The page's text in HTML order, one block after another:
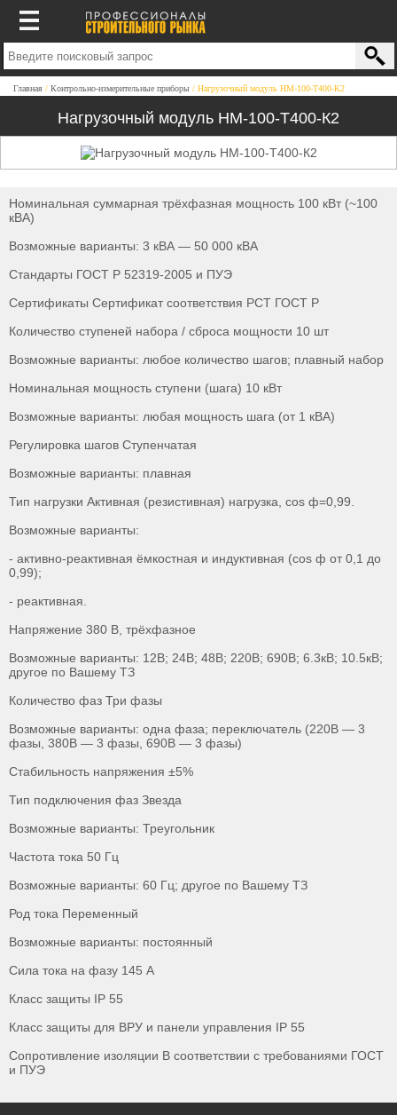
Главная Контрольно-измерительные приборы Нагрузочный модуль НМ-100-Т400-К2
Нагрузочный модуль НМ-100-Т400-К2
Номинальная суммарная трёхфазная мощность 100 кВт (~100
кВА)
Возможные варианты: 3 кВА — 50 000 кВА
Стандарты ГОСТ Р 52319-2005 и ПУЭ
Сертификаты Сертификат соответствия РСТ ГОСТ Р
Количество ступеней набора / сброса мощности 10 шт
Возможные варианты: любое количество шагов; плавный набор
Номинальная мощность ступени (шага) 10 кВт
Возможные варианты: любая мощность шага (от 1 кВА)
Регулировка шагов Ступенчатая
Возможные варианты: плавная
Тип нагрузки Активная (резистивная) нагрузка, cos ф=0,99.
Возможные варианты:
- активно-реактивная ёмкостная и индуктивная (cos ф от 0,1 до
0,99);
- реактивная.
Напряжение 380 В, трёхфазное
Возможные варианты: 12В; 24В; 48В; 220В; 690В; 6.3кВ; 10.5кВ;
другое по Вашему ТЗ
Количество фаз Три фазы
Возможные варианты: одна фаза; переключатель (220В — 3
фазы, 380В — 3 фазы, 690В — 3 фазы)
Стабильность напряжения ±5%
Тип подключения фаз Звезда
Возможные варианты: Треугольник
Частота тока 50 Гц
Возможные варианты: 60 Гц; другое по Вашему ТЗ
Род тока Переменный
Возможные варианты: постоянный
Сила тока на фазу 145 А
Класс защиты IP 55
Класс защиты для ВРУ и панели управления IP 55
Сопротивление изоляции В соответствии с требованиями ГОСТ
и ПУЭ